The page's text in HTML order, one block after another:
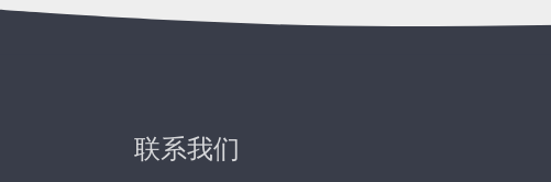
联系我们